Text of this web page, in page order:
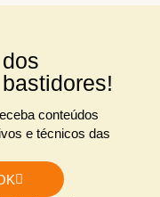
dos
bastidores!
conteúdos
e técnicos das